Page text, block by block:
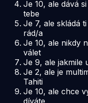
Je 10, ale dává
tebe
Je 7, ale skládá
rád/a
Je 10, ale nikdy
válet
Je 9, ale jakmile
Je 2, ale je
Tahiti
Je 10, ale chce
díváte